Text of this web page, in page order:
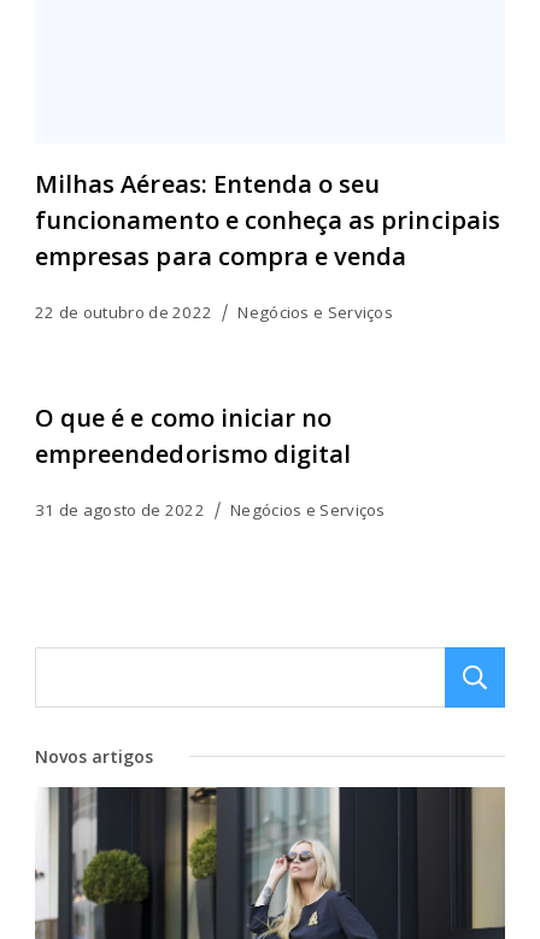
Milhas Aéreas: Entenda o seu
funcionamento e conheça as principais
empresas para compra e venda
22 de outubro de 2022 Negócios e Serviços
O que é e como iniciar no
empreendedorismo digital
31 de agosto de 2022 Negócios e Serviços
Novos artigos